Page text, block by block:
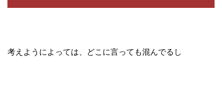
考えようによっては、どこに言っても混んでるし